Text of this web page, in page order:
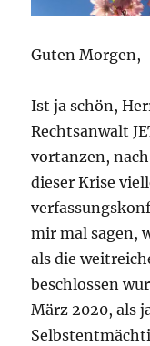
Guten Morgen,
Ist ja schön,
Rechtsanwalt
vortanzen,
dieser Krise
mir mal sagen,
als die
beschlossen
März 2020, als